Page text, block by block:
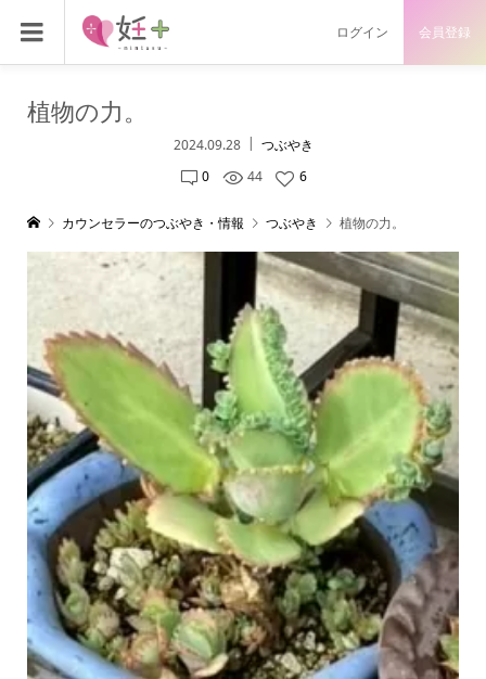
ログイン 会員登録
植物の力。
2024.09.28
つぶやき
0
44 6
カウンセラーのつぶやき・情報 つぶやき 植物の力。